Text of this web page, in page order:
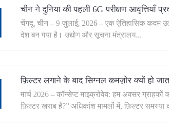
चीन ने दुनिया की पहली 6G परीक्षण आवृत्तियाँ
चेंगदू, चीन – 9 जुलाई, 2026 – एक ऐतिहासिक कदम
देश बन गया है। उद्योग और सूचना मंत्रालय...
फ़िल्टर लगाने के बाद सिग्नल कमज़ोर क्यों हो
मार्च 2026 – कॉन्सेप्ट माइक्रोवेव: हम अक्सर
फ़िल्टर खराब है?” अधिकांश मामलों में, फ़िल्टर समस्या